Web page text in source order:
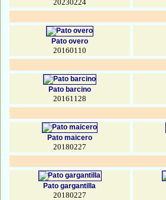
20230224
Pato overo
20160110
Pato barcino
20161128
Pato maicero
20180227
Pato gargantilla
20180227